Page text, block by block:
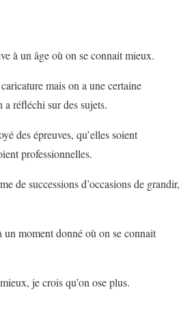
à un âge où on se connait mieux.
mais on a une certaine
réfléchi sur des sujets.
des épreuves, qu’elles soient
professionnelles.
de successions d’occasions de grandir,
un moment donné où on se connait
je crois qu’on ose plus.